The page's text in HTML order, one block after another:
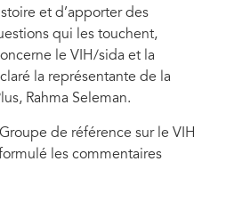
et d’apporter des
qui les touchent,
le VIH/sida et la
la représentante de la
Rahma Seleman.
de référence sur le VIH
les commentaires